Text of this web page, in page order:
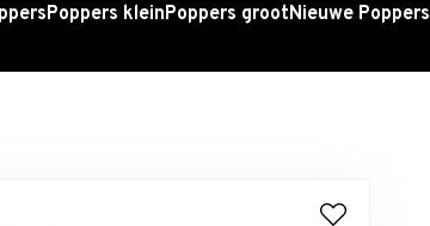
Poppers kleinPoppers grootNieuwe Poppers